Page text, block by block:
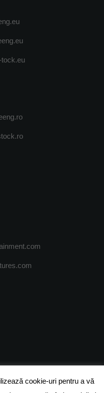
All rights reserved.
cookie-uri pentru a vă